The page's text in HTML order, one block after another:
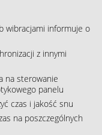
wibracjami informuje o
z innymi
na sterowanie
panelu
czas i jakość snu
na poszczególnych